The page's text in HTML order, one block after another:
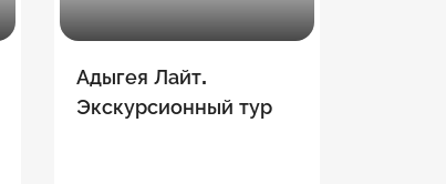
Адыгея Лайт.
Экскурсионный тур